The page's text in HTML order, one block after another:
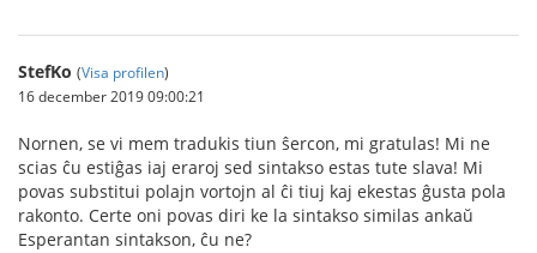
StefKo (Visa profilen)
16 december 2019 09:00:21
Nornen, se vi mem tradukis tiun ŝercon, mi gratulas! Mi ne
scias ĉu estiĝas iaj eraroj sed sintakso estas tute slava! Mi
povas substitui polajn vortojn al ĉi tiuj kaj ekestas ĝusta pola
rakonto. Certe oni povas diri ke la sintakso similas ankaŭ
Esperantan sintakson, ĉu ne?